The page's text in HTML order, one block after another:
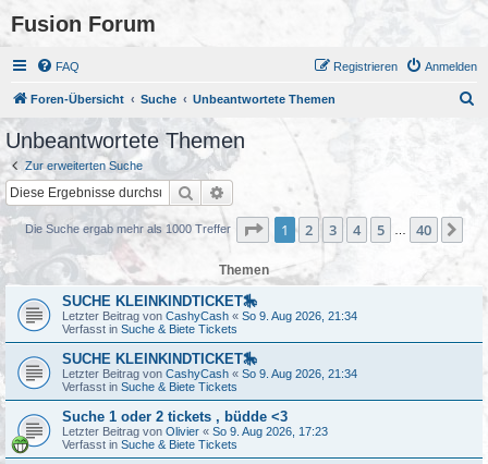
Fusion Forum
FAQ Anmelden
Registrieren
Foren-Übersicht Suche Unbeantwortete Themen
Unbeantwortete Themen
Zur erweiterten Suche
Suche Erweiterte Suche
Die Suche ergab mehr als 1000 Treffer Seite 1von 40
1 2 3 4 5 40
Themen
SUCHE KLEINKINDTICKET🎠
Letzter Beitrag von CashyCash « So 9. Aug 2026, 21:34
Verfasst in Suche & Biete Tickets
SUCHE KLEINKINDTICKET🎠
Letzter Beitrag von CashyCash « So 9. Aug 2026, 21:34
Verfasst in Suche & Biete Tickets
Suche 1 oder 2 tickets , büdde <3
Letzter Beitrag von Olivier « So 9. Aug 2026, 17:23
Verfasst in Suche & Biete Tickets